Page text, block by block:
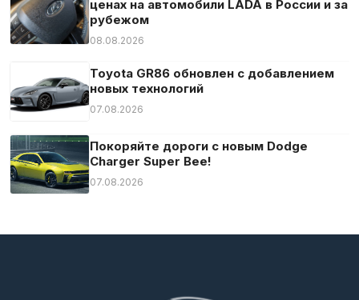
ценах на автомобили LADA в России и за
рубежом
08.08.2026
Toyota GR86 обновлен с добавлением
новых технологий
07.08.2026
Покоряйте дороги с новым Dodge
Charger Super Bee!
07.08.2026